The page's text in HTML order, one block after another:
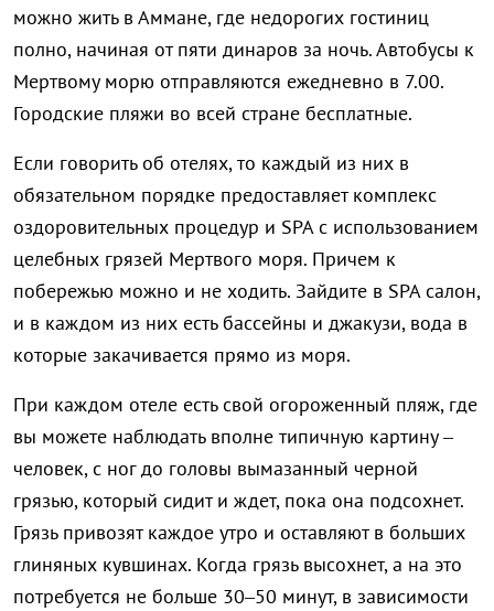
можно жить в Аммане, где недорогих гостиниц
полно, начиная от пяти динаров за ночь. Автобусы к
Мертвому морю отправляются ежедневно в 7.00.
Городские пляжи во всей стране бесплатные.
Если говорить об отелях, то каждый из них в
обязательном порядке предоставляет комплекс
оздоровительных процедур и SPA с использованием
целебных грязей Мертвого моря. Причем к
побережью можно и не ходить. Зайдите в SPA салон,
и в каждом из них есть бассейны и джакузи, вода в
которые закачивается прямо из моря.
При каждом отеле есть свой огороженный пляж, где
вы можете наблюдать вполне типичную картину –
человек, с ног до головы вымазанный черной
грязью, который сидит и ждет, пока она подсохнет.
Грязь привозят каждое утро и оставляют в больших
глиняных кувшинах. Когда грязь высохнет, а на это
потребуется не больше 30–50 минут, в зависимости